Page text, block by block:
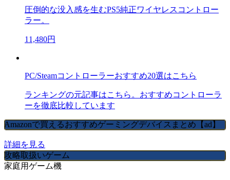
圧倒的な没入感を生むPS5純正ワイヤレスコントロー
ラー。
11,480円
PC/Steamコントローラーおすすめ20選はこちら
ランキングの元記事はこちら。おすすめコントローラ
ーを徹底比較しています
Amazonで買えるおすすめゲーミングデバイスまとめ【ad】
詳細を見る
攻略取扱いゲーム
家庭用ゲーム機